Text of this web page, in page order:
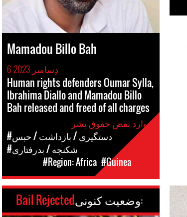
Mamadou Billo Bah
6 دِسامبر 2023
Human rights defenders Oumar Sylla,
Ibrahima Diallo and Mamadou Billo
Bah released and freed of all charges
موارد نقض حقوق بشر
#دستگیری / بازداشت / حبس
#شکنجه / بدرفتاری
#Region: Africa #Guinea
وضعیت کنونی: Bail Rejected